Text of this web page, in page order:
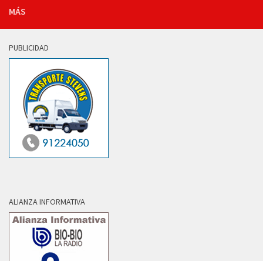
MÁS
PUBLICIDAD
ALIANZA INFORMATIVA